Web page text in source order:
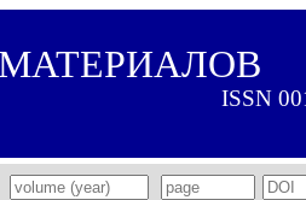
ISSN